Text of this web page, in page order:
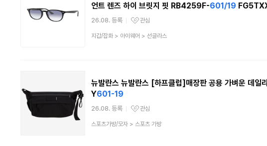
언트 렌즈 하이 브릿지 핏 RB4259F-601/19
26.08. 등록
관심상품
관심
상
지갑/잡화> 아이웨어 > 선글라스
뉴발란스 뉴발란스 [하프클럽]매장판 공용 가벼운 데일
Y601-19
26.08. 등록
관심상품
관심
상
스포츠가방/모자> 스포츠 가방